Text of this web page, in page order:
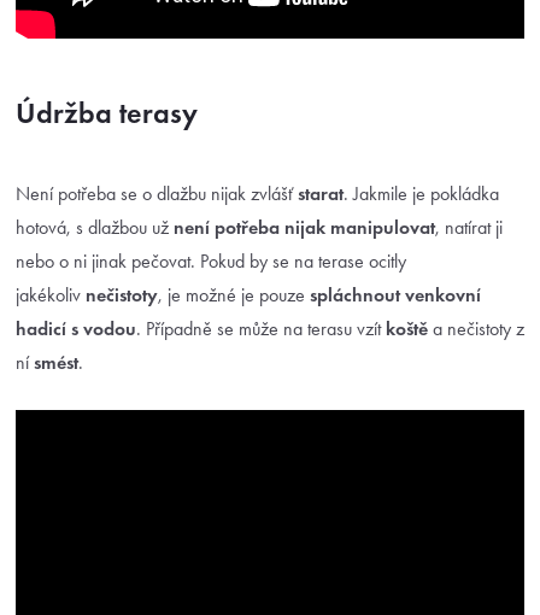
Údržba terasy
Není potřeba se o dlažbu nijak zvlášťstarat. Jakmile je pokládka
hotová, s dlažbou už není potřeba nijak manipulovat, natírat ji
nebo o ni jinak pečovat. Pokud by se na terase ocitly
jakékoliv nečistoty, je možné je pouze spláchnout venkovní
hadicí s vodou. Případně se může na terasu vzít koště a nečistoty z
nísmést.